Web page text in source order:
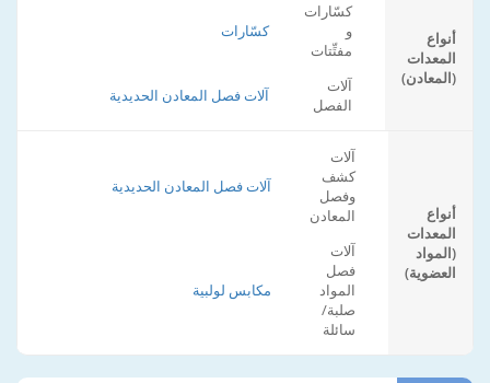
أنواع
المعدات
(المعادن)
كسّارات
و
مفتِّتات
كسّارات
آلات
الفصل
آلات فصل المعادن الحديدية
أنواع
المعدات
(المواد
العضوية)
آلات
كشف
وفصل
المعادن
آلات فصل المعادن الحديدية
آلات
فصل
المواد
صلبة/
سائلة
مكابس لولبية